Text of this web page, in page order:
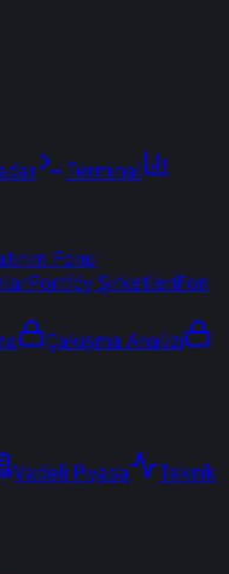
Terminal
Fonu
Portföy ŞirketleriFon
Çakışma Analizi
Vadeli Piyasa
Teknik